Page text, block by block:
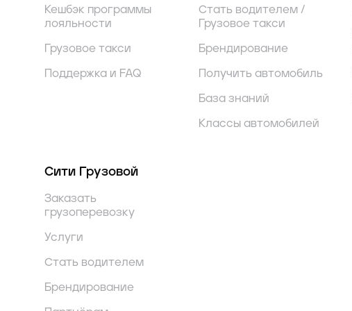
Кешбэк программы
лояльности
Грузовое такси
Поддержка и FAQ
Стать водителем /
Грузовое такси
Брендирование
Получить автомобиль
База знаний
Классы автомобилей
Сити Грузовой
Заказать
грузоперевозку
Услуги
Стать водителем
Брендирование